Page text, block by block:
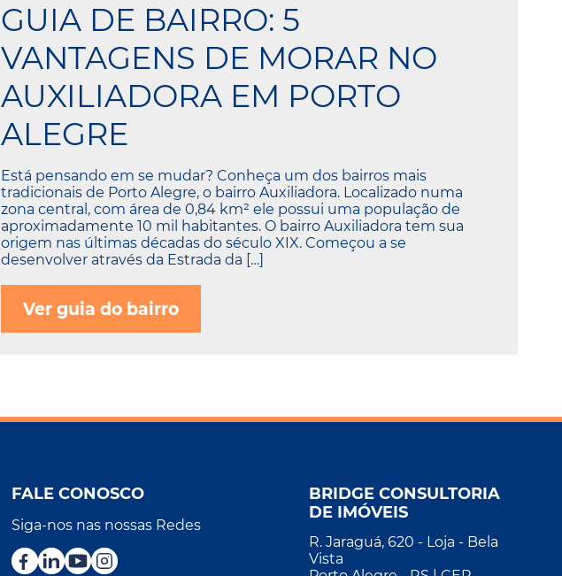
GUIA DE BAIRRO: 5
VANTAGENS DE MORAR NO
AUXILIADORA EM PORTO
ALEGRE
Está pensando em se mudar? Conheça um dos bairros mais
tradicionais de Porto Alegre, o bairro Auxiliadora. Localizado numa
zona central, com área de 0,84 km² ele possui uma população de
aproximadamente 10 mil habitantes. O bairro Auxiliadora tem sua
origem nas últimas décadas do século XIX. Começou a se
desenvolver através da Estrada da […]
Ver guia do bairro
FALE CONOSCO
Siga-nos nas nossas Redes
BRIDGE CONSULTORIA
DE IMÓVEIS
R. Jaraguá, 620 - Loja - Bela
Vista